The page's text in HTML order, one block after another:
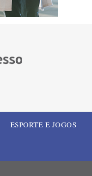
ESPORTE E JOGOS